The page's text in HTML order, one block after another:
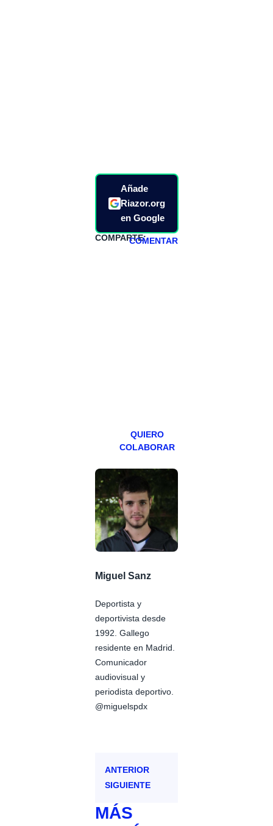
Añade
Riazor.org
en Google
COMPARTE:COMENTAR
QUIERO
COLABORAR
Miguel Sanz
Deportista y
deportivista desde
1992. Gallego
residente en Madrid.
Comunicador
audiovisual y
periodista deportivo.
@miguelspdx
ANTERIOR
SIGUIENTE
MÁS